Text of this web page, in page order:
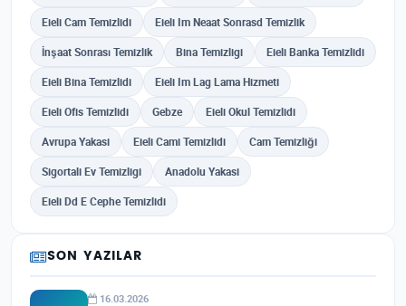
Eieli Cam Temizlidi Eieli Im Neaat Sonrasd Temizlik
İnşaat Sonrası Temizlik Bina Temizligi Eieli Banka Temizlidi
Eieli Bina Temizlidi Eieli Im Lag Lama Hizmeti
Eieli Ofis Temizlidi Gebze Eieli Okul Temizlidi
Avrupa Yakasi Eieli Cami Temizlidi Cam Temizliği
Sigortali Ev Temizligi Anadolu Yakasi
Eieli Dd E Cephe Temizlidi
SON YAZILAR
16.03.2026